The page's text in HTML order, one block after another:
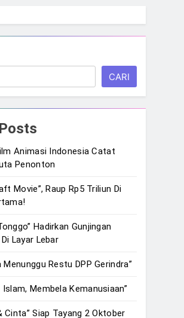
CARI
Animasi Indonesia Catat
Penonton
Movie”, Raup Rp5 Triliun Di
Hadirkan Gunjingan
Layar Lebar
Menunggu Restu DPP Gerindra”
Islam, Membela Kemanusiaan”
Cinta” Siap Tayang 2 Oktober